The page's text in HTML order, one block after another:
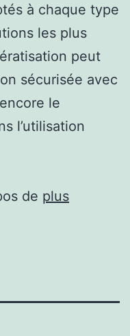
à chaque type
les plus
peut
sécurisée avec
le
l’utilisation
de plus